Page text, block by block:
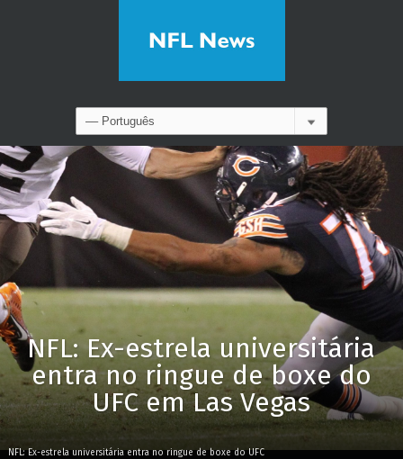
NFL: Ex-estrela universitária
entra no ringue de boxe do
UFC em Las Vegas
NFL: Ex-estrela universitária entra no ringue de boxe do UFC